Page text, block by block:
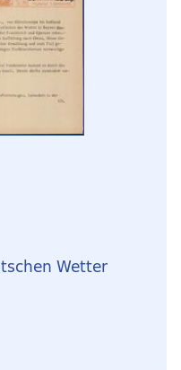
Wetter